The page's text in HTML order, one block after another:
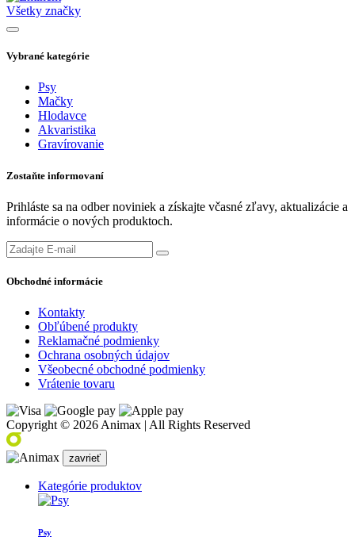
Všetky značky
Vybrané kategórie
Psy
Mačky
Hlodavce
Akvaristika
Gravírovanie
Zostaňte informovaní
Prihláste sa na odber noviniek a získajte včasné zľavy, aktualizácie a
informácie o nových produktoch.
Obchodné informácie
Kontakty
Obľúbené produkty
Reklamačné podmienky
Ochrana osobných údajov
Všeobecné obchodné podmienky
Vrátenie tovaru
Copyright © 2026 Animax | All Rights Reserved
zavrieť
Kategórie produktov
Psy